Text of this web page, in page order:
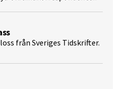
från Sveriges Tidskrifter.